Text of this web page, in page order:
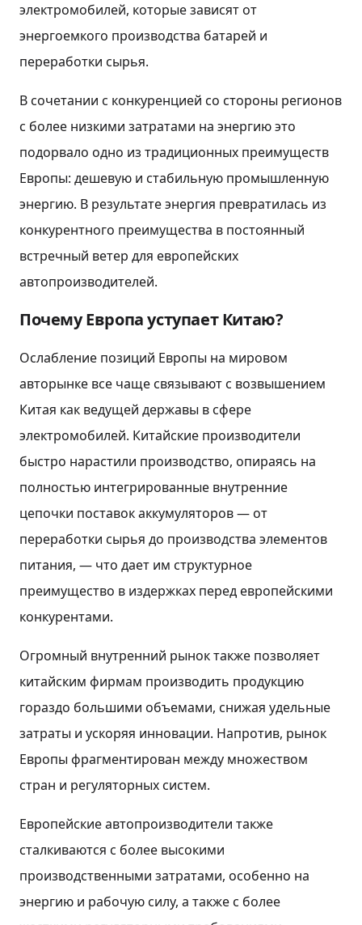
электромобилей, которые зависят от
энергоемкого производства батарей и
переработки сырья.
В сочетании с конкуренцией со стороны регионов
с более низкими затратами на энергию это
подорвало одно из традиционных преимуществ
Европы: дешевую и стабильную промышленную
энергию. В результате энергия превратилась из
конкурентного преимущества в постоянный
встречный ветер для европейских
автопроизводителей.
Почему Европа уступает Китаю?
Ослабление позиций Европы на мировом
авторынке все чаще связывают с возвышением
Китая как ведущей державы в сфере
электромобилей. Китайские производители
быстро нарастили производство, опираясь на
полностью интегрированные внутренние
цепочки поставок аккумуляторов — от
переработки сырья до производства элементов
питания, — что дает им структурное
преимущество в издержках перед европейскими
конкурентами.
Огромный внутренний рынок также позволяет
китайским фирмам производить продукцию
гораздо большими объемами, снижая удельные
затраты и ускоряя инновации. Напротив, рынок
Европы фрагментирован между множеством
стран и регуляторных систем.
Европейские автопроизводители также
сталкиваются с более высокими
производственными затратами, особенно на
энергию и рабочую силу, а также с более